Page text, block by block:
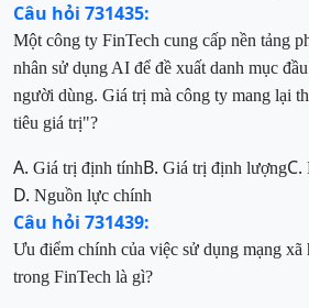
Câu hỏi 731435:
Một công ty FinTech cung cấp nền tảng
nhân sử dụng AI để đề xuất danh mục
người dùng. Giá trị mà công ty mang lại
tiêu giá trị"?
A. Giá trị định tínhB. Giá trị định lượngC.
D. Nguồn lực chính
Câu hỏi 731439:
Ưu điểm chính của việc sử dụng mạng xã
trong FinTech là gì?